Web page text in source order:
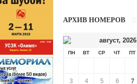
АРХИВ НОМЕРОВ
август, 2026
ПН ВТ СР ЧТ ПТ
3 4 5 6 7